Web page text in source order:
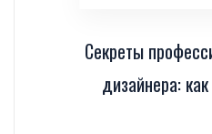
Секреты
дизайнера: